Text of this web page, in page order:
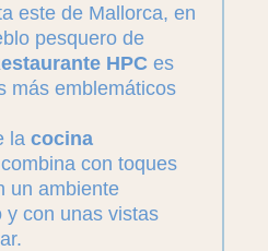
este de Mallorca, en
pesquero de
HPC es
más emblemáticos
lacocina
con toques
un ambiente
y con unas vistas